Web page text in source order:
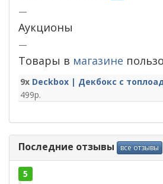
—
Аукционы
—
Товары в магазине
9x Deckbox | Декбокс с
499
Последние отзывы все отзывы
5